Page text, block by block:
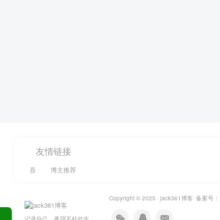
友情链接
吾 博主推荐
Copyright © 2025 · jack361博客 备案号：